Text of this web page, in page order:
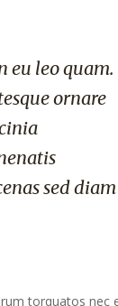
eu leo quam.
ornare
sed diam
torquatos nec